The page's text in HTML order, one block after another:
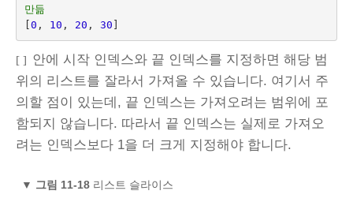
만듦
[0 , 10 , 20 , 30 ]
[ ] 안에 시작 인덱스와 끝 인덱스를 지정하면 해당 범
위의 리스트를 잘라서 가져올 수 있습니다. 여기서 주
의할 점이 있는데, 끝 인덱스는 가져오려는 범위에 포
함되지 않습니다. 따라서 끝 인덱스는 실제로 가져오
려는 인덱스보다 1을 더 크게 지정해야 합니다.
▼ 그림 11-18리스트 슬라이스